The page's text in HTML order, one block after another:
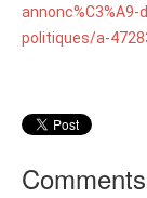
politiques/a-